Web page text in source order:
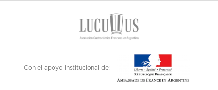
Con el apoyo institucional de: